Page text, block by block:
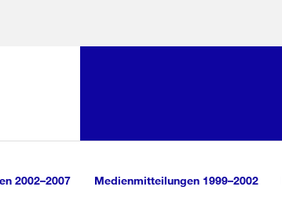
2002–2007 Medienmitteilungen 1999–2002